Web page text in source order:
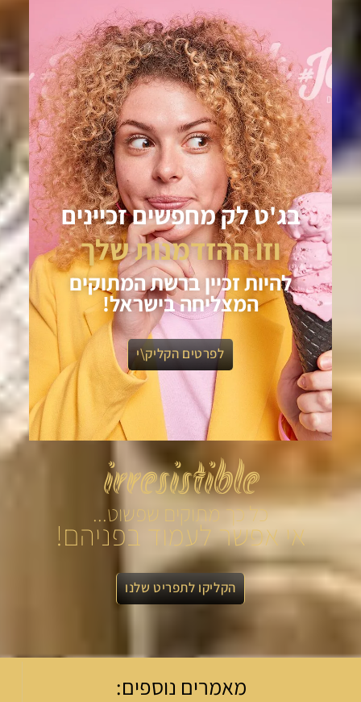
בג'ט לק מחפשים זכיינים
וזו ההזדמנות שלך
להיות זכיין ברשת המתוקים
המצליחה בישראל!
לפרטים הקליק\י
irresistible
כל כך מתוקים שפשוט...
אי אפשר לעמוד בפניהם!
הקליקו לתפריט שלנו
מאמרים נוספים: